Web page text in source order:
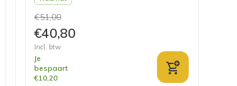
€51,00
€40,80
Incl. btw
Je
bespaart
€10,20